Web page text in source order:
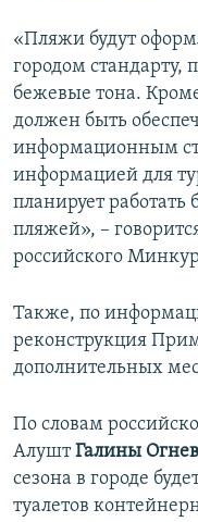
«Пляжи будут
городом стандарту,
бежевые тона.
должен быть
информационным
информацией для
планирует работать
пляжей», –
российского
Также, по
реконструкция
дополнительных
По словам
АлуштГалины
сезона в городе
туалетов